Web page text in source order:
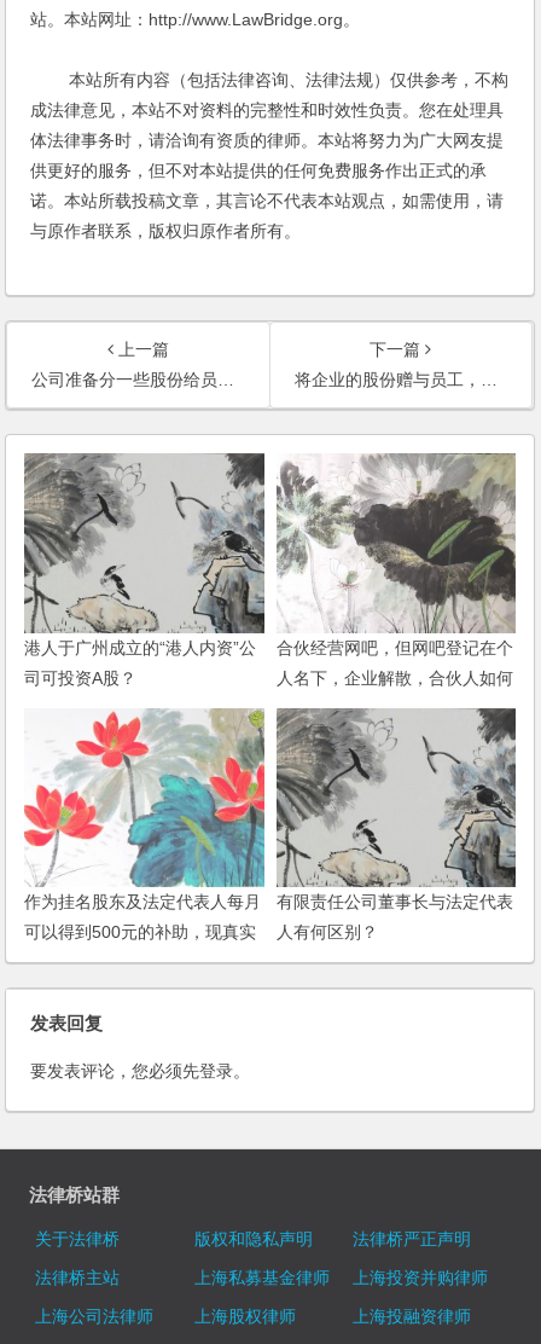
站。本站网址：http://www.LawBridge.org。
本站所有内容（包括法律咨询、法律法规）仅供参考，不构
成法律意见，本站不对资料的完整性和时效性负责。您在处理具
体法律事务时，请洽询有资质的律师。本站将努力为广大网友提
供更好的服务，但不对本站提供的任何免费服务作出正式的承
诺。本站所载投稿文章，其言论不代表本站观点，如需使用，请
与原作者联系，版权归原作者所有。
上一篇
公司准备分一些股份给员工，以什么形式最好呢？
下一篇
将企业的股份赠与员工，可否要求他们签订承诺函，规定离开公司时必须退出股份？
港人于广州成立的“港人内资”公
司可投资A股？
合伙经营网吧，但网吧登记在个
人名下，企业解散，合伙人如何
要求分配财产？
作为挂名股东及法定代表人每月
可以得到500元的补助，现真实
出资人想把挂名的身份去掉，挂
名股东不愿意，挂名股东如何处
理？
有限责任公司董事长与法定代表
人有何区别？
发表回复
要发表评论，您必须先登录。
法律桥站群
关于法律桥 版权和隐私声明
法律桥严正声明
法律桥主站
上海私募基金律师
上海投资并购律师
上海公司法律师
上海股权律师
上海投融资律师